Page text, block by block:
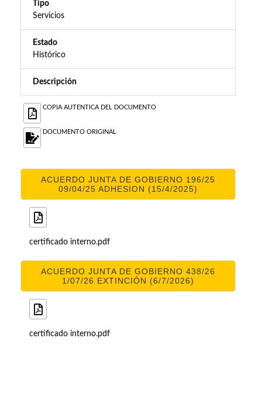
Tipo
Servicios
Estado
Histórico
Descripción
COPIA AUTENTICA DEL DOCUMENTO
DOCUMENTO ORIGINAL
ACUERDO JUNTA DE GOBIERNO 196/25
09/04/25 ADHESION (15/4/2025)
certificado interno.pdf
ACUERDO JUNTA DE GOBIERNO 438/26
1/07/26 EXTINCIÓN (6/7/2026)
certificado interno.pdf